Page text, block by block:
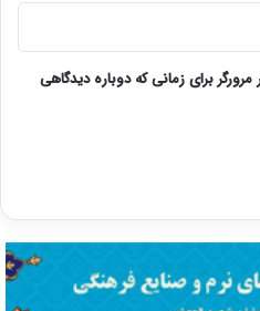
برای زمانی که دوباره دیدگاهی